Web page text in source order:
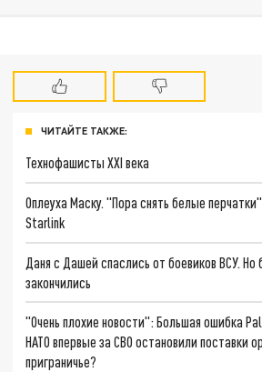
ЧИТАЙТЕ ТАКЖЕ:
Технофашисты XXI века
Оплеуха Маску. "Пора снять белые
Starlink
Даня с Дашей спаслись от боевиков ВСУ.
закончились
"Очень плохие новости": Большая ошибка
НАТО впервые за СВО остановили поставки
приграничье?